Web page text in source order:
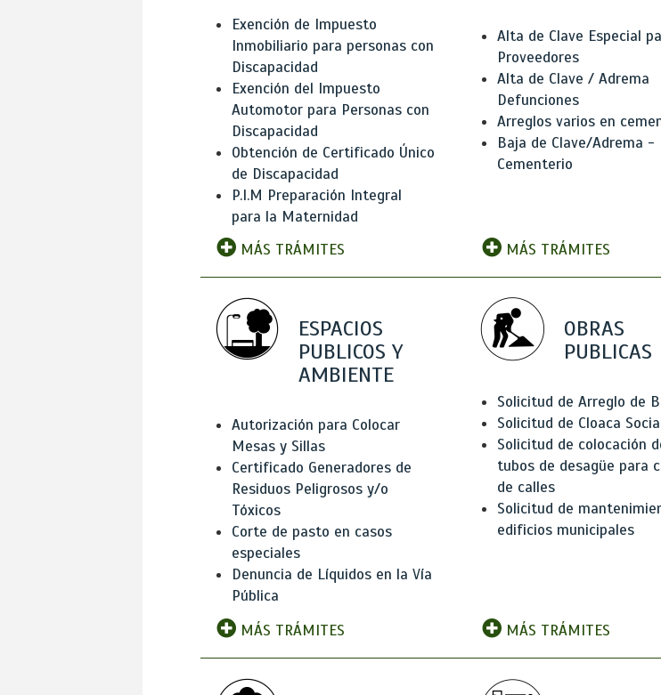
Exención de Impuesto
Inmobiliario para personas con
Discapacidad
Exención del Impuesto
Automotor para Personas con
Discapacidad
Obtención de Certificado Único
de Discapacidad
P.I.M Preparación Integral
para la Maternidad
MÁS TRÁMITES
Alta de Clave Especial
Proveedores
Alta de Clave / Adrema
Defunciones
Arreglos varios en
Baja de Clave/Adrema -
Cementerio
MÁS TRÁMITES
ESPACIOS
PUBLICOS Y
AMBIENTE
Autorización para Colocar
Mesas y Sillas
Certificado Generadores de
Residuos Peligrosos y/o
Tóxicos
Corte de pasto en casos
especiales
Denuncia de Líquidos en la Vía
Pública
MÁS TRÁMITES
OBRAS
PUBLICAS
Solicitud de Arreglo de
Solicitud de Cloaca
Solicitud de colocación
tubos de desagüe para
de calles
Solicitud de
edificios municipales
MÁS TRÁMITES